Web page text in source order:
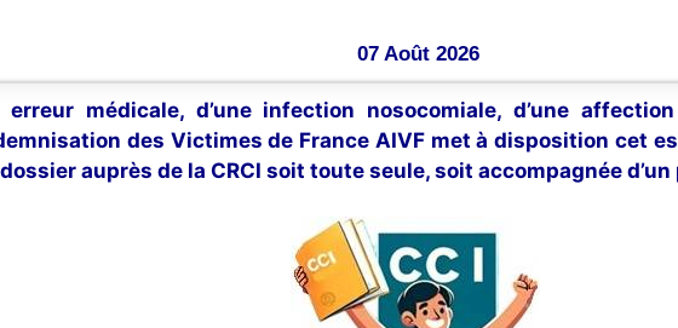
07 Août 2026
médicale, d’une infection nosocomiale, d’une
des Victimes de France AIVF met à disposition cet
auprès de la CRCI soit toute seule, soit accompagnée